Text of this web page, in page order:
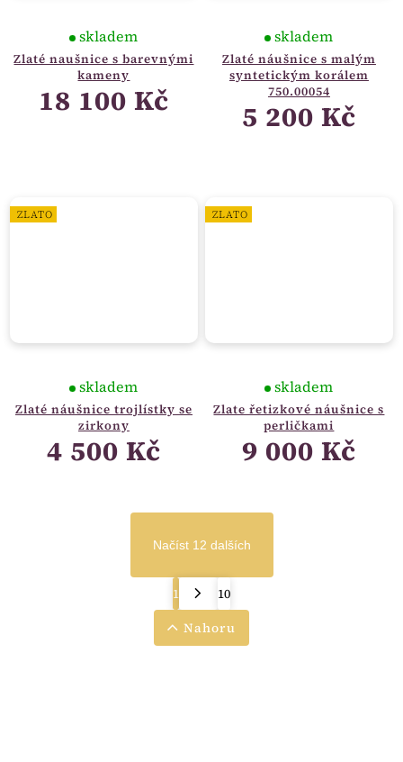
Zlaté naušnice s barevnými
kameny
skladem
18 100 Kč
Zlaté náušnice s malým
syntetickým korálem
750.00054
skladem
5 200 Kč
ZLATO
Zlaté náušnice trojlístky se
zirkony
skladem
4 500 Kč
ZLATO
Zlate řetizkové náušnice s
perličkami
skladem
9 000 Kč
Načíst 12 dalších
1
10
Nahoru